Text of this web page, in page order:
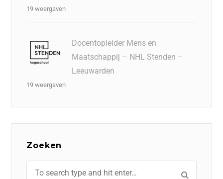
19 weergaven
Docentopleider Mens en
Maatschappij – NHL Stenden –
Leeuwarden
19 weergaven
Zoeken